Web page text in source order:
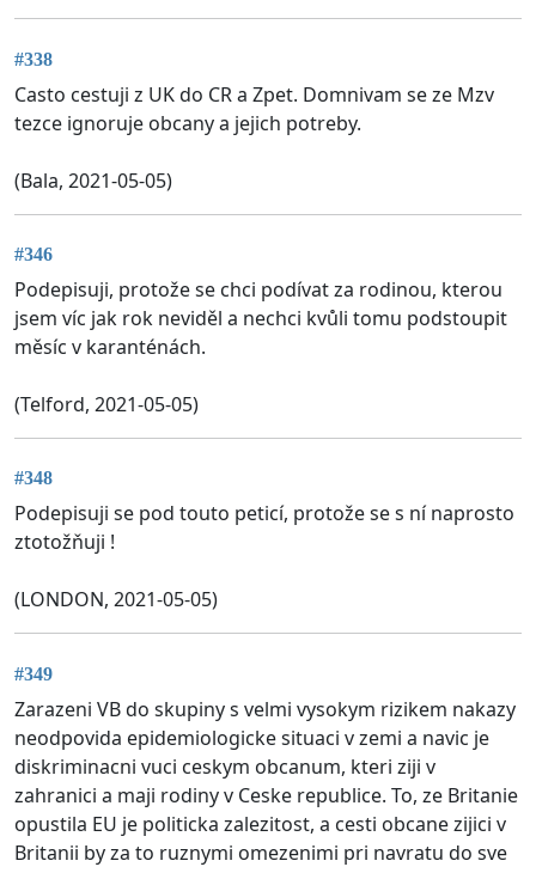
#338
Casto cestuji z UK do CR a Zpet. Domnivam se ze Mzv
tezce ignoruje obcany a jejich potreby.
(Bala, 2021-05-05)
#346
Podepisuji, protože se chci podívat za rodinou, kterou
jsem víc jak rok neviděl a nechci kvůli tomu podstoupit
měsíc v karanténách.
(Telford, 2021-05-05)
#348
Podepisuji se pod touto peticí, protože se s ní naprosto
ztotožňuji !
(LONDON, 2021-05-05)
#349
Zarazeni VB do skupiny s velmi vysokym rizikem nakazy
neodpovida epidemiologicke situaci v zemi a navic je
diskriminacni vuci ceskym obcanum, kteri ziji v
zahranici a maji rodiny v Ceske republice. To, ze Britanie
opustila EU je politicka zalezitost, a cesti obcane zijici v
Britanii by za to ruznymi omezenimi pri navratu do sve